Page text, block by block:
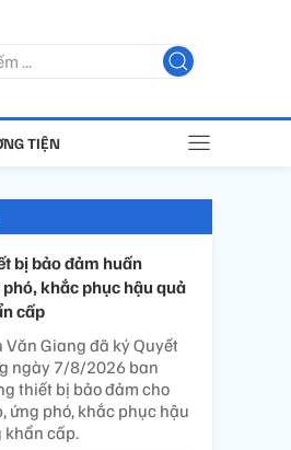
TIỆN
bị bảo đảm huấn
khắc phục hậu quả
cấp
Văn Giang đã ký Quyết
ngày 7/8/2026 ban
thiết bị bảo đảm cho
ứng phó, khắc phục hậu
cấp.